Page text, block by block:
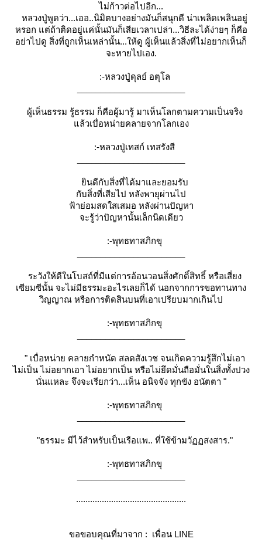
ไม่ก้าวต่อไปอีก...
หลวงปู่พูดว่า...เออ..นิมิตบางอย่างมันก็สนุกดี น่าเพลิดเพลินอยู่
หรอก แต่ถ้าติดอยู่แค่นั้นมันก็เสียเวลาเปล่า...วิธีละได้ง่ายๆ ก็คือ
อย่าไปดู สิ่งที่ถูกเห็นเหล่านั้น...ให้ดู ผู้เห็นแล้วสิ่งที่ไม่อยากเห็นก็
จะหายไปเอง.
:-หลวงปู่ดุลย์ อตุโล
ผู้เห็นธรรม รู้ธรรม ก็คือผู้มารู้ มาเห็นโลกตามความเป็นจริง
ล้วเบื่อหน่ายคลายจากโลกเอง
:-หลวงปู่เทสก์ เทสรังสี
ินดีกับสิ่งที่ได้มาและยอมรับ
กับสิ่งที่เสียไป หลังพายุผ่านไป
ฟ้าย่อมสดใสเสมอ หลังผ่านปัญหา
จะรู้ว่าปัญหานั้นเล็กนิดเดียว
:-พุทธทาสภิกขุ
ระวังให้ดีในโบสถ์ที่มีแต่การอ้อนวอนสิ่งศักดิ์สิทธิ์ หรือเสี่ยง
เซียมซีนั้น จะไม่มีธรรมะอะไรเลยก็ได้ นอกจากการขอทานทาง
วิญญาณ หรือการติดสินบนที่เอาเปรียบมากเกินไป
:-พุทธทาสภิกขุ
" เบื่อหน่าย คลายกำหนัด สลดสังเวช จนเกิดความรู้สึกไม่เอา
ไม่เป็น ไม่อยากเอา ไม่อยากเป็น หรือไม่ยึดมั่นถือมั่นในสิ่งทั้งปวง
นั่นแหละ จึงจะเรียกว่า...เห็น อนิจจัง ทุกขัง อนัตตา "
:-พุทธทาสภิกขุ
"ธรรมะ มีไว้สำหรับเป็นเรือแพ.. ที่ใช้ข้ามวัฏฏสงสาร."
:-พุทธทาสภิกขุ
...............................................
ขอขอบคุณที่มาจาก : เพื่อน LINE